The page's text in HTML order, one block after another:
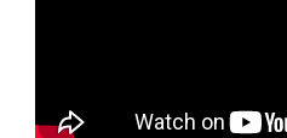
Tasa de Conversión (CRO),